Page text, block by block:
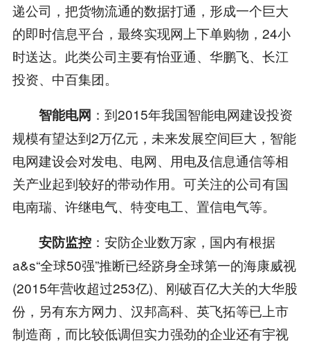
递公司，把货物流通的数据打通，形成一个巨大
的即时信息平台，最终实现网上下单购物，24小
时送达。此类公司主要有怡亚通、华鹏飞、长江
投资、中百集团。
智能电网 ：到2015年我国智能电网建设投资
规模有望达到2万亿元，未来发展空间巨大，智能
电网建设会对发电、电网、用电及信息通信等相
关产业起到较好的带动作用。可关注的公司有国
电南瑞、许继电气、特变电工、置信电气等。
安防监控：安防企业数万家，国内有根据
a&s“全球50强”推断已经跻身全球第一的海康威视
(2015年营收超过253亿)、刚破百亿大关的大华股
份，另有东方网力、汉邦高科、英飞拓等已上市
制造商，而比较低调但实力强劲的企业还有宇视